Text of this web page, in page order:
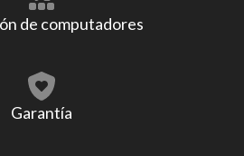
de computadores
Garantía